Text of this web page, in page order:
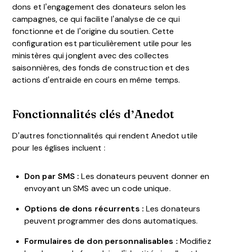
dons et l’engagement des donateurs selon les
campagnes, ce qui facilite l’analyse de ce qui
fonctionne et de l’origine du soutien. Cette
configuration est particulièrement utile pour les
ministères qui jonglent avec des collectes
saisonnières, des fonds de construction et des
actions d’entraide en cours en même temps.
Fonctionnalités clés d’Anedot
D’autres fonctionnalités qui rendent Anedot utile
pour les églises incluent :
Don par SMS : Les donateurs peuvent donner en
envoyant un SMS avec un code unique.
Options de dons récurrents : Les donateurs
peuvent programmer des dons automatiques.
Formulaires de don personnalisables : Modifiez